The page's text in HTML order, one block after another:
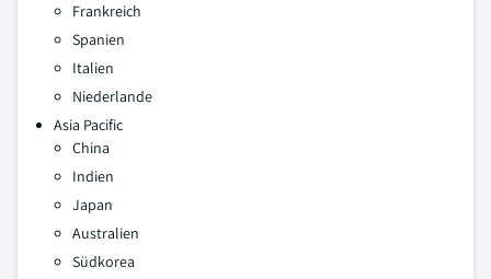
Frankreich
Spanien
Italien
Niederlande
Asia Pacific
China
Indien
Japan
Australien
Südkorea